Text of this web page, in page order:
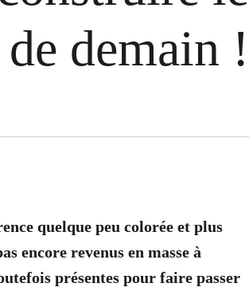
demain !
quelque peu colorée et plus
encore revenus en masse à
présentes pour faire passer